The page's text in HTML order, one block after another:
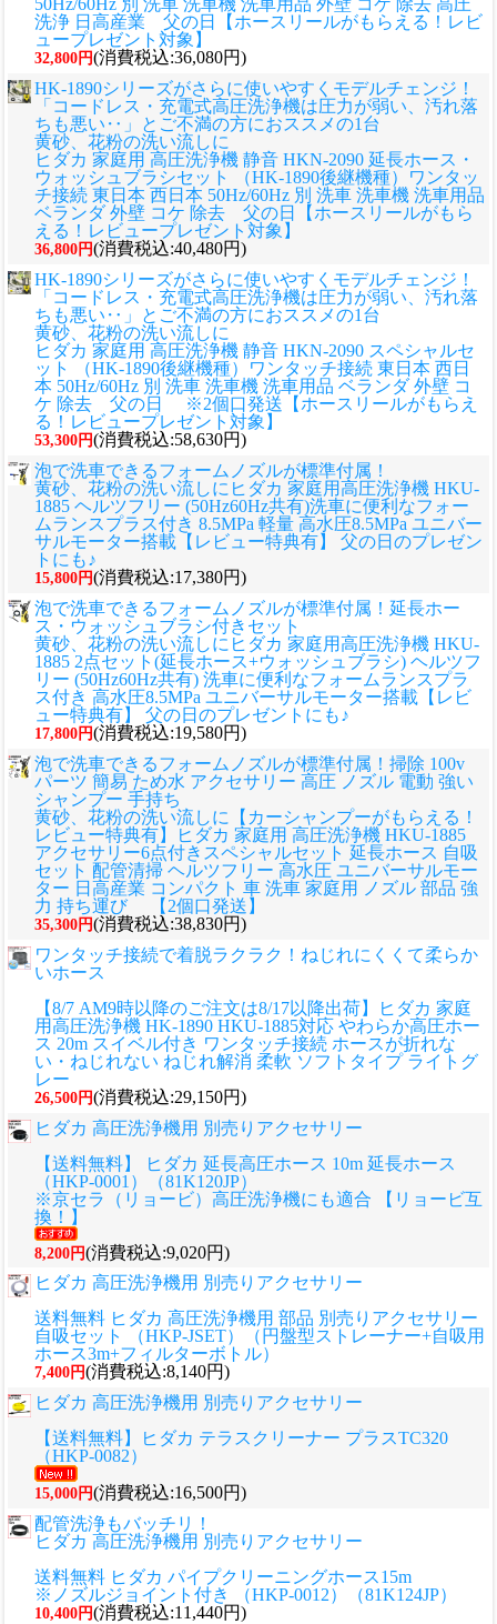
50Hz/60Hz 別 洗車 洗車機 洗車用品 外壁 コケ 除去 高圧
洗浄 日高産業 父の日【ホースリールがもらえる！レビ
ュープレゼント対象】
32,800円(消費税込:36,080円)
HK-1890シリーズがさらに使いやすくモデルチェンジ！
「コードレス・充電式高圧洗浄機は圧力が弱い、汚れ落
ちも悪い‥」とご不満の方におススメの1台
黄砂、花粉の洗い流しに
ヒダカ 家庭用 高圧洗浄機 静音 HKN-2090 延長ホース・
ウォッシュブラシセット （HK-1890後継機種）ワンタッ
チ接続 東日本 西日本 50Hz/60Hz 別 洗車 洗車機 洗車用品
ベランダ 外壁 コケ 除去 父の日【ホースリールがもら
える！レビュープレゼント対象】
36,800円(消費税込:40,480円)
HK-1890シリーズがさらに使いやすくモデルチェンジ！
「コードレス・充電式高圧洗浄機は圧力が弱い、汚れ落
ちも悪い‥」とご不満の方におススメの1台
黄砂、花粉の洗い流しに
ヒダカ 家庭用 高圧洗浄機 静音 HKN-2090 スペシャルセ
ット （HK-1890後継機種）ワンタッチ接続 東日本 西日
本 50Hz/60Hz 別 洗車 洗車機 洗車用品 ベランダ 外壁 コ
ケ 除去 父の日 ※2個口発送【ホースリールがもらえ
る！レビュープレゼント対象】
53,300円(消費税込:58,630円)
泡で洗車できるフォームノズルが標準付属！
黄砂、花粉の洗い流しに ヒダカ 家庭用高圧洗浄機 HKU-
1885 ヘルツフリー (50Hz60Hz共有)洗車に便利なフォー
ムランスプラス付き 8.5MPa 軽量 高水圧8.5MPa ユニバー
サルモーター搭載【レビュー特典有】 父の日のプレゼン
トにも♪
15,800円(消費税込:17,380円)
泡で洗車できるフォームノズルが標準付属！延長ホー
ス・ウォッシュブラシ付きセット
黄砂、花粉の洗い流しに ヒダカ 家庭用高圧洗浄機 HKU-
1885 2点セット(延長ホース+ウォッシュブラシ) ヘルツフ
リー (50Hz60Hz共有) 洗車に便利なフォームランスプラ
ス付き 高水圧8.5MPa ユニバーサルモーター搭載【レビ
ュー特典有】 父の日のプレゼントにも♪
17,800円(消費税込:19,580円)
泡で洗車できるフォームノズルが標準付属！掃除 100v
パーツ 簡易 ため水 アクセサリー 高圧 ノズル 電動 強い
シャンプー 手持ち
黄砂、花粉の洗い流しに
【カーシャンプーがもらえる！
レビュー特典有】ヒダカ 家庭用 高圧洗浄機 HKU-1885
アクセサリー6点付きスペシャルセット 延長ホース 自吸
セット 配管清掃 ヘルツフリー 高水圧 ユニバーサルモー
ター 日高産業 コンパクト 車 洗車 家庭用 ノズル 部品 強
力 持ち運び 【2個口発送】
35,300円(消費税込:38,830円)
ワンタッチ接続で着脱ラクラク！ねじれにくくて柔らか
いホース
【8/7 AM9時以降のご注文は8/17以降出荷】ヒダカ 家庭
用高圧洗浄機 HK-1890 HKU-1885対応 やわらか高圧ホー
ス 20m スイベル付き ワンタッチ接続 ホースが折れな
い・ねじれない ねじれ解消 柔軟 ソフトタイプ ライトグ
レー
26,500円(消費税込:29,150円)
ヒダカ 高圧洗浄機用 別売りアクセサリー
【送料無料】 ヒダカ 延長高圧ホース 10m 延長ホース
（HKP-0001）（81K120JP）
※京セラ（リョービ）高圧洗浄機にも適合 【リョービ互
換！】
8,200円(消費税込:9,020円)
ヒダカ 高圧洗浄機用 別売りアクセサリー
送料無料 ヒダカ 高圧洗浄機用 部品 別売りアクセサリー
自吸セット （HKP-JSET）（円盤型ストレーナー+自吸用
ホース3m+フィルターボトル）
7,400円(消費税込:8,140円)
ヒダカ 高圧洗浄機用 別売りアクセサリー
【送料無料】ヒダカ テラスクリーナー プラスTC320
（HKP-0082）
15,000円(消費税込:16,500円)
配管洗浄もバッチリ！
ヒダカ 高圧洗浄機用 別売りアクセサリー
送料無料 ヒダカ パイプクリーニングホース15m
※ノズルジョイント付き （HKP-0012）（81K124JP）
10,400円(消費税込:11,440円)